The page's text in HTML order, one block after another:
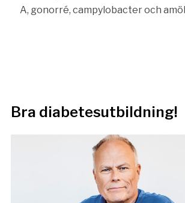
A, gonorré, campylobacter och
Bra diabetesutbildning!